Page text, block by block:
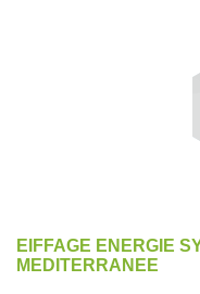
EIFFAGE ENERGIE
MEDITERRANEE